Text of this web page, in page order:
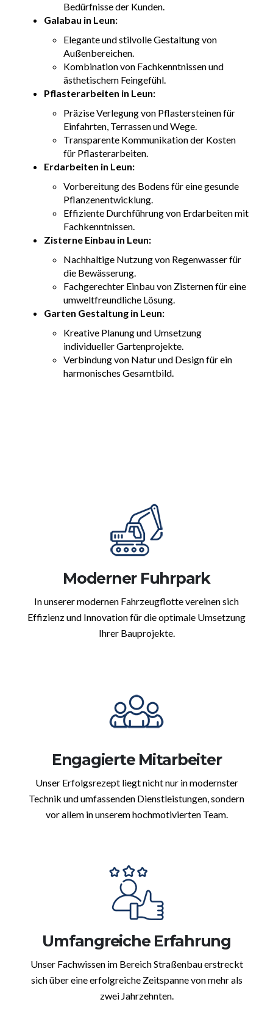
Bedürfnisse der Kunden.
Galabau in Leun:
Elegante und stilvolle Gestaltung von
Außenbereichen.
Kombination von Fachkenntnissen und
ästhetischem Feingefühl.
Pflasterarbeiten in Leun:
Präzise Verlegung von Pflastersteinen für
Einfahrten, Terrassen und Wege.
Transparente Kommunikation der Kosten
für Pflasterarbeiten.
Erdarbeiten in Leun:
Vorbereitung des Bodens für eine gesunde
Pflanzenentwicklung.
Effiziente Durchführung von Erdarbeiten mit
Fachkenntnissen.
Zisterne Einbau in Leun:
Nachhaltige Nutzung von Regenwasser für
die Bewässerung.
Fachgerechter Einbau von Zisternen für eine
umweltfreundliche Lösung.
Garten Gestaltung in Leun:
Kreative Planung und Umsetzung
individueller Gartenprojekte.
Verbindung von Natur und Design für ein
harmonisches Gesamtbild.
Moderner Fuhrpark
In unserer modernen Fahrzeugflotte vereinen sich
Effizienz und Innovation für die optimale Umsetzung
Ihrer Bauprojekte.
Engagierte Mitarbeiter
Unser Erfolgsrezept liegt nicht nur in modernster
Technik und umfassenden Dienstleistungen, sondern
vor allem in unserem hochmotivierten Team.
Umfangreiche Erfahrung
Unser Fachwissen im Bereich Straßenbau erstreckt
sich über eine erfolgreiche Zeitspanne von mehr als
zwei Jahrzehnten.